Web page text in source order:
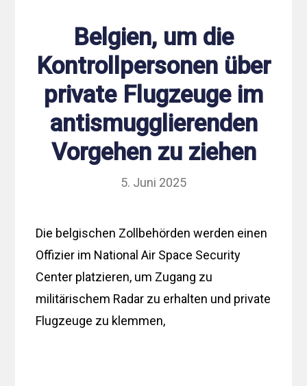
Belgien, um die
Kontrollpersonen über
private Flugzeuge im
antismugglierenden
Vorgehen zu ziehen
5. Juni 2025
Die belgischen Zollbehörden werden einen
Offizier im National Air Space Security
Center platzieren, um Zugang zu
militärischem Radar zu erhalten und private
Flugzeuge zu klemmen,